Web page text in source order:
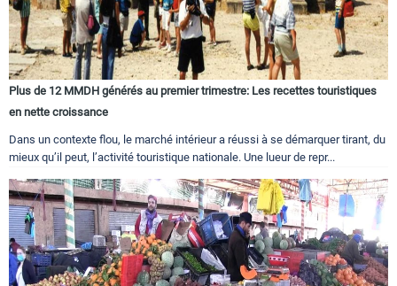
Plus de 12 MMDH générés au premier trimestre: Les recettes touristiques
en nette croissance
Dans un contexte flou, le marché intérieur a réussi à se démarquer tirant, du
mieux qu’il peut, l’activité touristique nationale. Une lueur de repr...